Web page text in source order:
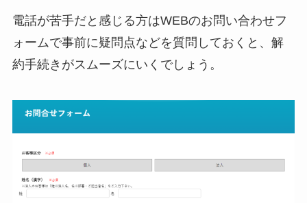
電話が苦手だと感じる方はWEBのお問い合わせフ
ォームで事前に疑問点などを質問しておくと、解
約手続きがスムーズにいくでしょう。